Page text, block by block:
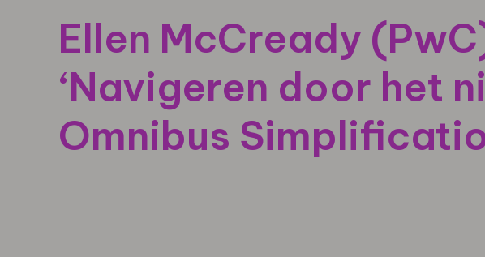
Ellen McCready
‘Navigeren door het
Omnibus